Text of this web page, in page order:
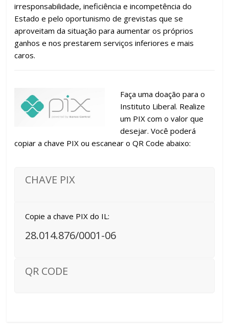
irresponsabilidade, ineficiência e incompetência do
Estado e pelo oportunismo de grevistas que se
aproveitam da situação para aumentar os próprios
ganhos e nos prestarem serviços inferiores e mais
caros.
Faça uma doação para o
Instituto Liberal. Realize
um PIX com o valor que
desejar. Você poderá
copiar a chave PIX ou escanear o QR Code abaixo:
CHAVE PIX
Copie a chave PIX do IL:
28.014.876/0001-06
QR CODE